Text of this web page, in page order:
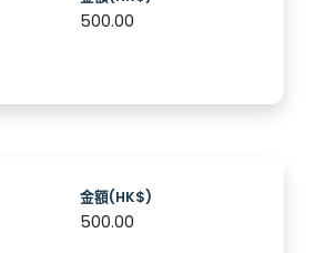
500.00
金額(HK$)
500.00